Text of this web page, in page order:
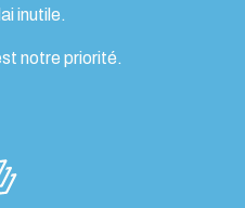
inutile.
notre priorité.